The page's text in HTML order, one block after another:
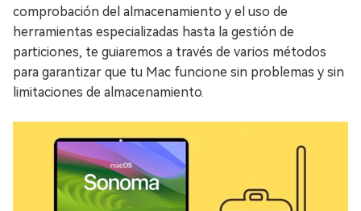
comprobación del almacenamiento y el uso de
herramientas especializadas hasta la gestión de
particiones, te guiaremos a través de varios métodos
para garantizar que tu Mac funcione sin problemas y sin
limitaciones de almacenamiento.